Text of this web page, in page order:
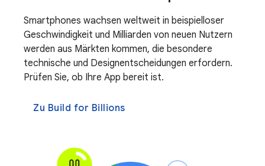
Smartphones wachsen weltweit in beispielloser
Geschwindigkeit und Milliarden von neuen Nutzern
werden aus Märkten kommen, die besondere
technische und Designentscheidungen erfordern.
Prüfen Sie, ob Ihre App bereit ist.
Zu Build for Billions